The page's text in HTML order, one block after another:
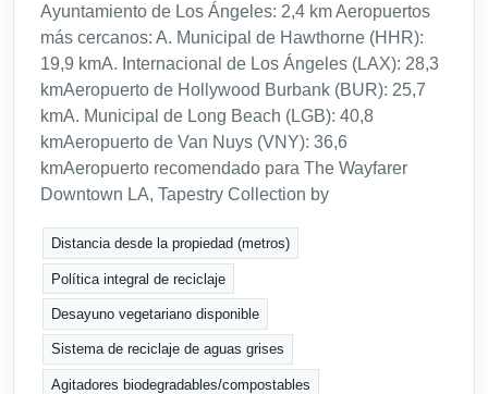
Ayuntamiento de Los Ángeles: 2,4 km Aeropuertos
más cercanos: A. Municipal de Hawthorne (HHR):
19,9 kmA. Internacional de Los Ángeles (LAX): 28,3
kmAeropuerto de Hollywood Burbank (BUR): 25,7
kmA. Municipal de Long Beach (LGB): 40,8
kmAeropuerto de Van Nuys (VNY): 36,6
kmAeropuerto recomendado para The Wayfarer
Downtown LA, Tapestry Collection by
Distancia desde la propiedad (metros)
Política integral de reciclaje
Desayuno vegetariano disponible
Sistema de reciclaje de aguas grises
Agitadores biodegradables/compostables